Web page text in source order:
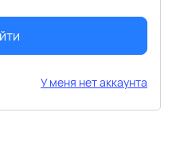
У меня нет аккаунта